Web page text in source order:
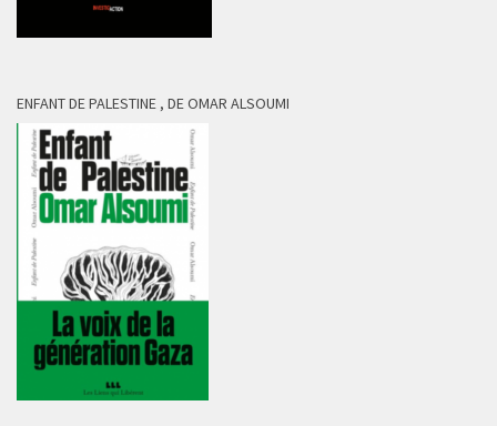
ENFANT DE PALESTINE , DE OMAR ALSOUMI